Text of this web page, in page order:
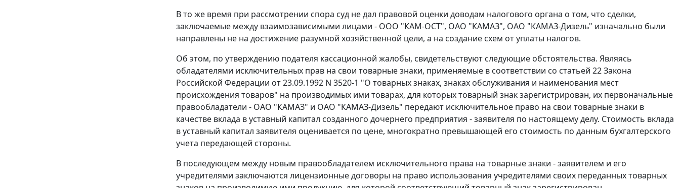
В то же время при рассмотрении спора суд не дал правовой оценки доводам налогового органа о том, что сделки,
заключаемые между взаимозависимыми лицами - ООО "КАМ-ОСТ", ОАО "КАМАЗ", ОАО "КАМАЗ-Дизель" изначально были
направлены не на достижение разумной хозяйственной цели, а на создание схем от уплаты налогов.
Об этом, по утверждению подателя кассационной жалобы, свидетельствуют следующие обстоятельства. Являясь
обладателями исключительных прав на свои товарные знаки, применяемые в соответствии со статьей 22Закона
Российской Федерации от 23.09.1992 N 3520-1 "О товарных знаках, знаках обслуживания и наименования мест
происхождения товаров" на производимых ими товарах, для которых товарный знак зарегистрирован, их первоначальные
правообладатели - ОАО "КАМАЗ" и ОАО "КАМАЗ-Дизель" передают исключительное право на свои товарные знаки в
качестве вклада в уставный капитал созданного дочернего предприятия - заявителя по настоящему делу. Стоимость вклада
в уставный капитал заявителя оценивается по цене, многократно превышающей его стоимость по данным бухгалтерского
учета передающей стороны.
В последующем между новым правообладателем исключительного права на товарные знаки - заявителем и его
учредителями заключаются лицензионные договоры на право использования учредителями своих переданных товарных